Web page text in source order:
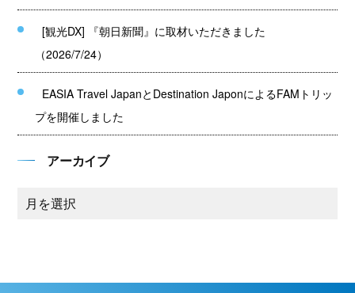
[観光DX] 『朝日新聞』に取材いただきました
（2026/7/24）
EASIA Travel JapanとDestination JaponによるFAMトリッ
プを開催しました
アーカイブ